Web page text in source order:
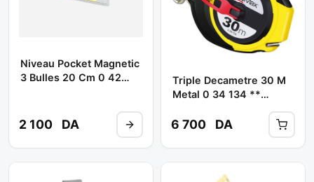
Niveau Pocket Magnetic
3 Bulles 20 Cm 0 42
2 100 DA
Triple Decametre 30 M
Metal 0 34 134 **
6 700 DA